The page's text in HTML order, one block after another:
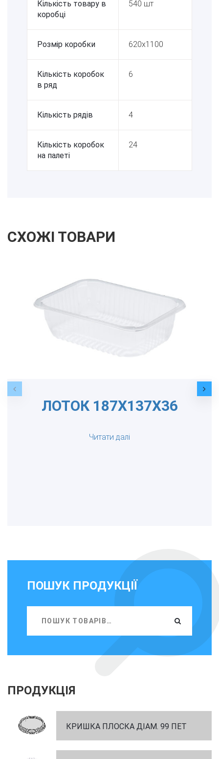
Кількість товару в
коробці
540 шт
Розмір коробки 620х1100
Кількість коробок
в ряд
6
Кількість рядів 4
Кількість коробок
на палеті
24
СХОЖІ ТОВАРИ
ЛОТОК 187Х137Х36
Читати далі
ПОШУК ПРОДУКЦІЇ
ПРОДУКЦІЯ
КРИШКА ПЛОСКА ДІАМ. 99 ПЕТ